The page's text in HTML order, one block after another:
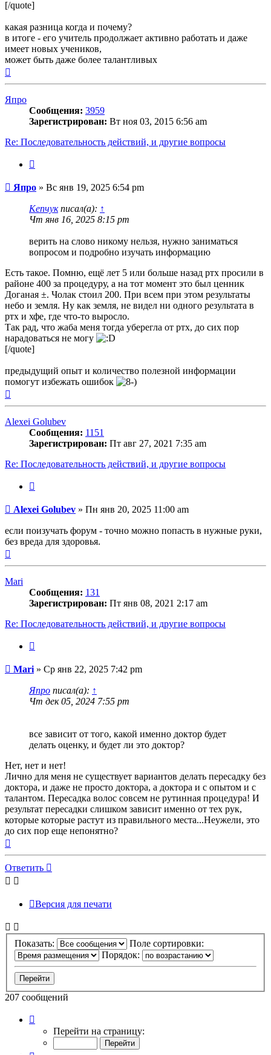
[/quote]
какая разница когда и почему?
в итоге - его учитель продолжает активно работать и даже
имеет новых учеников,
может быть даже более талантливых
Япро
Сообщения: 3959
Зарегистрирован: Вт ноя 03, 2015 6:56 am
Re: Последовательность действий, и другие вопросы
Сообщение
Япро » Вс янв 19, 2025 6:54 pm
Кепчукписал(а): ↑
Чт янв 16, 2025 8:15 pm
верить на слово никому нельзя, нужно заниматься
вопросом и подробно изучать информацию
Есть такое. Помню, ещё лет 5 или больше назад ртх просили в
районе 400 за процедуру, а на тот момент это был ценник
Доганая ±. Чолак стоил 200. При всем при этом результаты
небо и земля. Ну как земля, не видел ни одного результата в
ртх и хфе, где что-то выросло.
Так рад, что жаба меня тогда уберегла от ртх, до сих пор
нарадоваться не могу
[/quote]
предыдущий опыт и количество полезной информации
помогут избежать ошибок
Alexei Golubev
Сообщения: 1151
Зарегистрирован: Пт авг 27, 2021 7:35 am
Re: Последовательность действий, и другие вопросы
Сообщение
Alexei Golubev » Пн янв 20, 2025 11:00 am
если поизучать форум - точно можно попасть в нужные руки,
без вреда для здоровья.
Mari
Сообщения: 131
Зарегистрирован: Пт янв 08, 2021 2:17 am
Re: Последовательность действий, и другие вопросы
Сообщение
Mari » Ср янв 22, 2025 7:42 pm
Япро писал(а): ↑
Чт дек 05, 2024 7:55 pm
все зависит от того, какой именно доктор будет
делать оценку, и будет ли это доктор?
Нет, нет и нет!
Лично для меня не существует вариантов делать пересадку без
доктора, и даже не просто доктора, а доктора и с опытом и с
талантом. Пересадка волос совсем не рутинная процедура! И
результат пересадки слишком зависит именно от тех рук,
которые которые растут из правильного места...Неужели, это
до сих пор еще непонятно?
началу
Ответить
Версия для печати
Показать:
Поле сортировки:
Порядок:
207 сообщений
17
Перейти на страницу: